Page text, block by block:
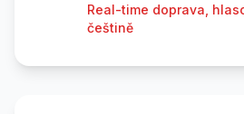
Real-time doprava,
češtině